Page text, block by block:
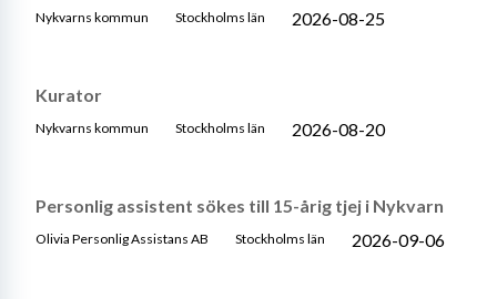
Nykvarns kommun Stockholms län 2026-08-25
Kurator
Nykvarns kommun Stockholms län 2026-08-20
Personlig assistent sökes till 15-årig tjej i Nykvarn
Olivia Personlig Assistans AB Stockholms län 2026-09-06